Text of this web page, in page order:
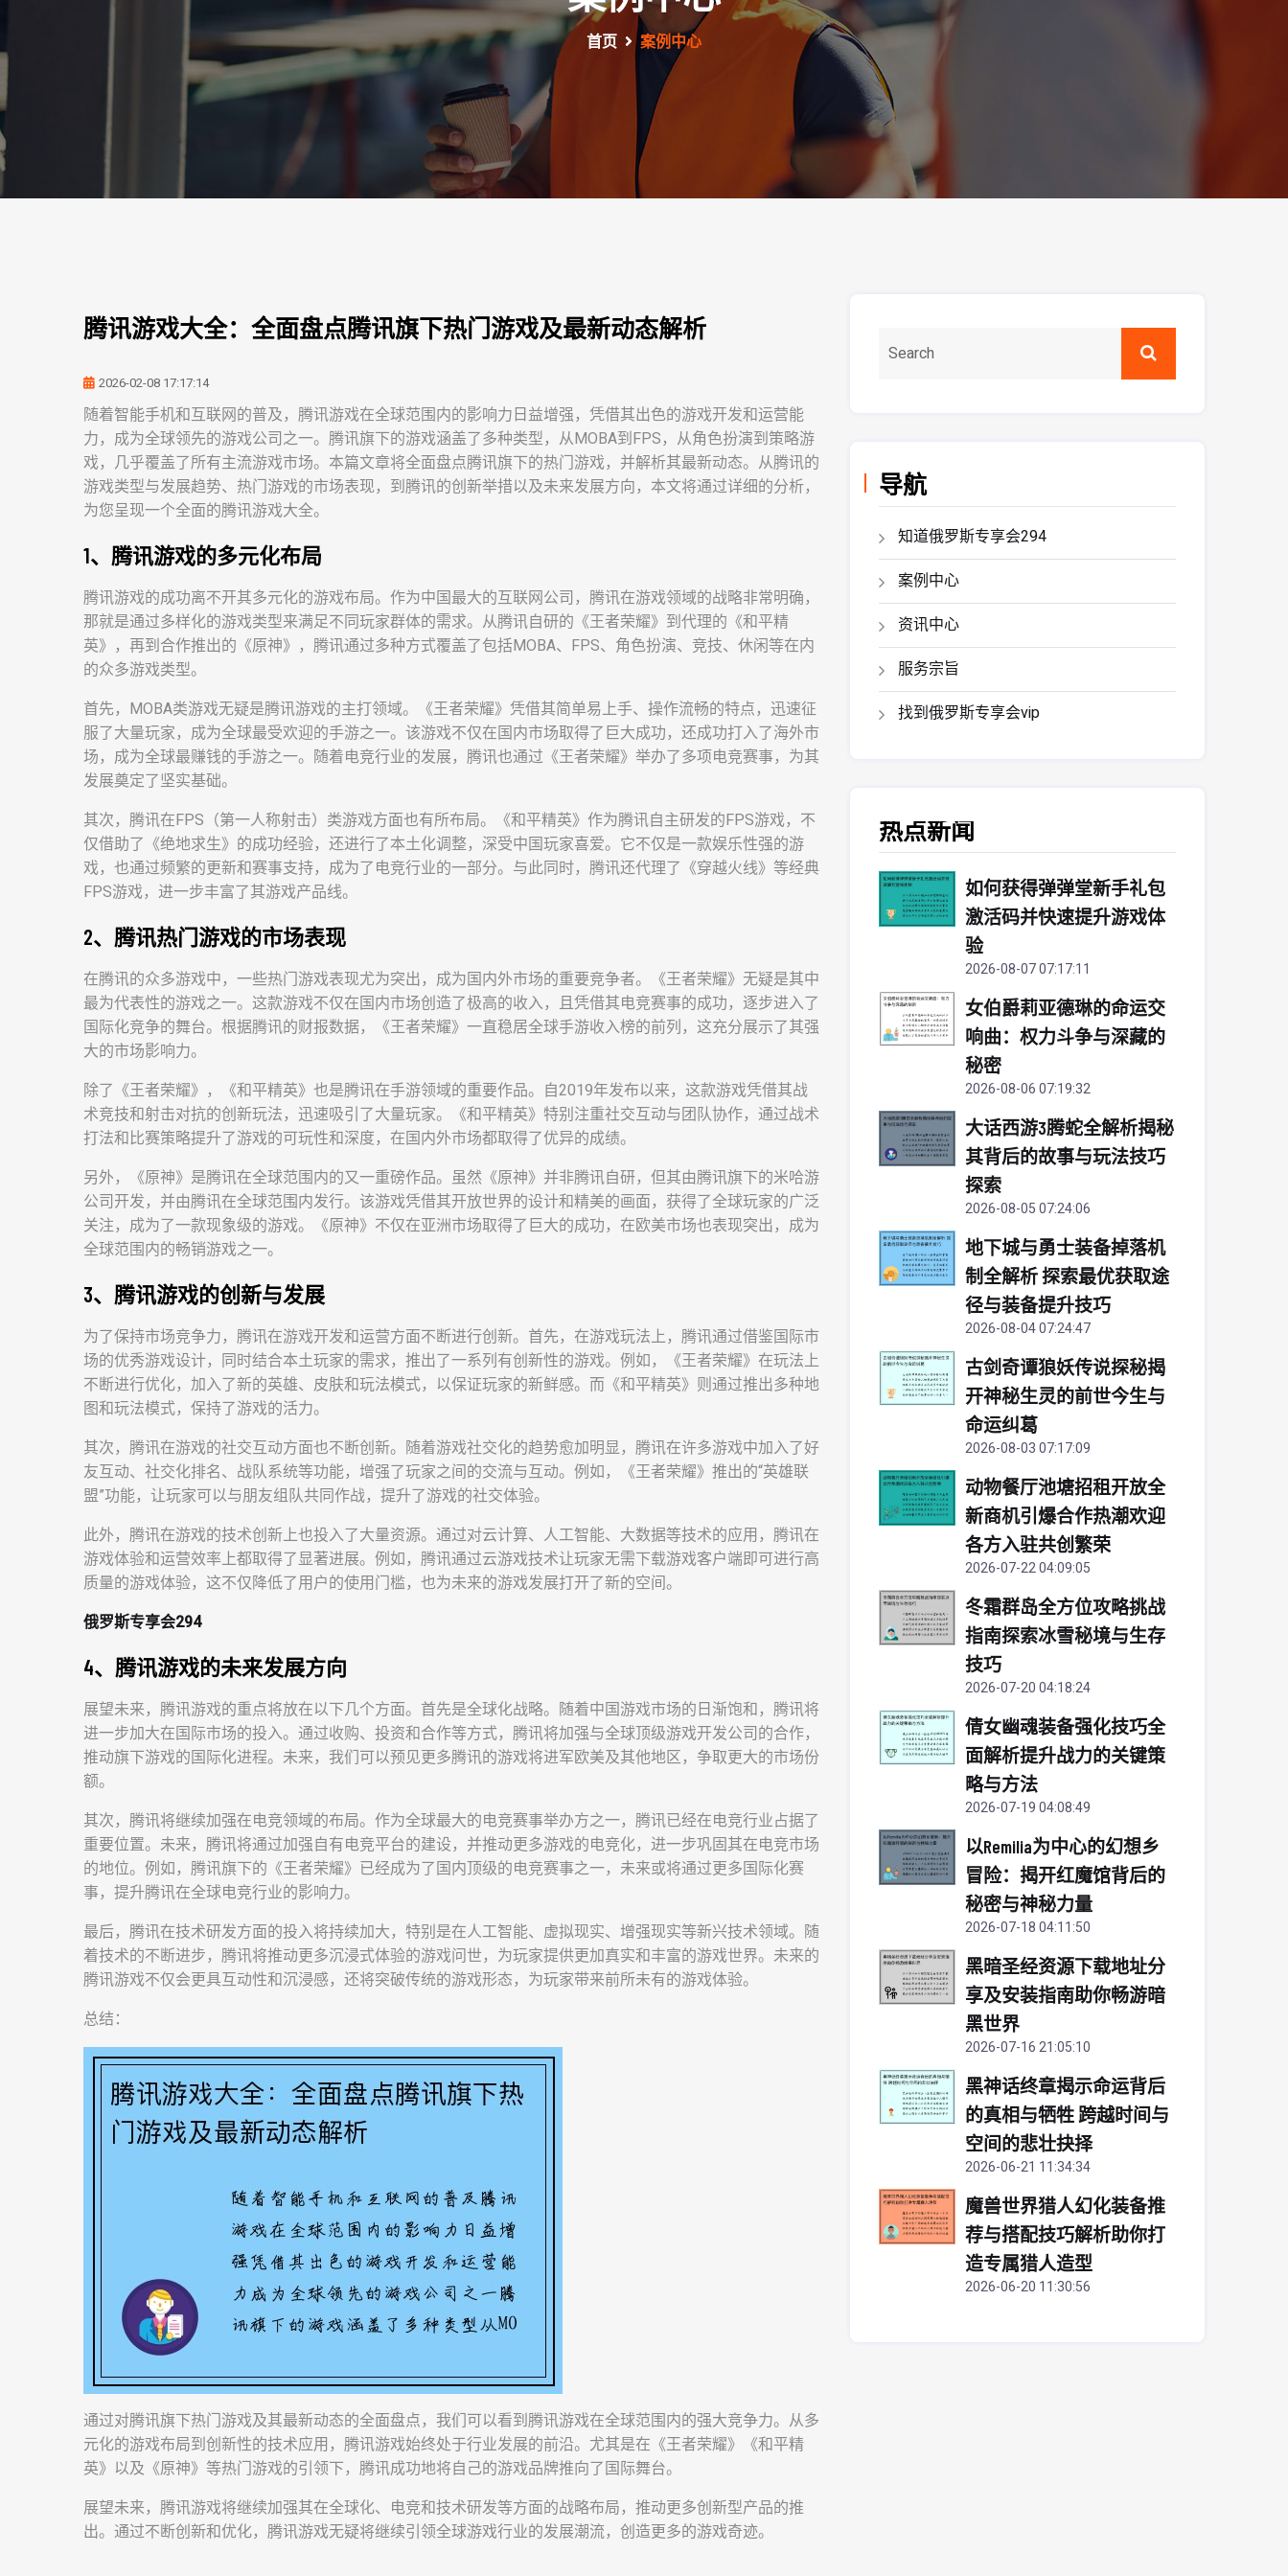
首页 案例中心
腾讯游戏大全：全面盘点腾讯旗下热门游戏及最新动态解析
2026-02-08 17:17:14
随着智能手机和互联网的普及，腾讯游戏在全球范围内的影响力日益增强，凭借其出色的游戏开发和运营能
力，成为全球领先的游戏公司之一。腾讯旗下的游戏涵盖了多种类型，从MOBA到FPS，从角色扮演到策略游
戏，几乎覆盖了所有主流游戏市场。本篇文章将全面盘点腾讯旗下的热门游戏，并解析其最新动态。从腾讯的
游戏类型与发展趋势、热门游戏的市场表现，到腾讯的创新举措以及未来发展方向，本文将通过详细的分析，
为您呈现一个全面的腾讯游戏大全。
1、腾讯游戏的多元化布局
腾讯游戏的成功离不开其多元化的游戏布局。作为中国最大的互联网公司，腾讯在游戏领域的战略非常明确，
那就是通过多样化的游戏类型来满足不同玩家群体的需求。从腾讯自研的《王者荣耀》到代理的《和平精
英》，再到合作推出的《原神》，腾讯通过多种方式覆盖了包括MOBA、FPS、角色扮演、竞技、休闲等在内
的众多游戏类型。
首先，MOBA类游戏无疑是腾讯游戏的主打领域。《王者荣耀》凭借其简单易上手、操作流畅的特点，迅速征
服了大量玩家，成为全球最受欢迎的手游之一。该游戏不仅在国内市场取得了巨大成功，还成功打入了海外市
场，成为全球最赚钱的手游之一。随着电竞行业的发展，腾讯也通过《王者荣耀》举办了多项电竞赛事，为其
发展奠定了坚实基础。
其次，腾讯在FPS（第一人称射击）类游戏方面也有所布局。《和平精英》作为腾讯自主研发的FPS游戏，不
仅借助了《绝地求生》的成功经验，还进行了本土化调整，深受中国玩家喜爱。它不仅是一款娱乐性强的游
戏，也通过频繁的更新和赛事支持，成为了电竞行业的一部分。与此同时，腾讯还代理了《穿越火线》等经典
FPS游戏，进一步丰富了其游戏产品线。
2、腾讯热门游戏的市场表现
在腾讯的众多游戏中，一些热门游戏表现尤为突出，成为国内外市场的重要竞争者。《王者荣耀》无疑是其中
最为代表性的游戏之一。这款游戏不仅在国内市场创造了极高的收入，且凭借其电竞赛事的成功，逐步进入了
国际化竞争的舞台。根据腾讯的财报数据，《王者荣耀》一直稳居全球手游收入榜的前列，这充分展示了其强
大的市场影响力。
除了《王者荣耀》，《和平精英》也是腾讯在手游领域的重要作品。自2019年发布以来，这款游戏凭借其战
术竞技和射击对抗的创新玩法，迅速吸引了大量玩家。《和平精英》特别注重社交互动与团队协作，通过战术
打法和比赛策略提升了游戏的可玩性和深度，在国内外市场都取得了优异的成绩。
另外，《原神》是腾讯在全球范围内的又一重磅作品。虽然《原神》并非腾讯自研，但其由腾讯旗下的米哈游
公司开发，并由腾讯在全球范围内发行。该游戏凭借其开放世界的设计和精美的画面，获得了全球玩家的广泛
关注，成为了一款现象级的游戏。《原神》不仅在亚洲市场取得了巨大的成功，在欧美市场也表现突出，成为
全球范围内的畅销游戏之一。
3、腾讯游戏的创新与发展
为了保持市场竞争力，腾讯在游戏开发和运营方面不断进行创新。首先，在游戏玩法上，腾讯通过借鉴国际市
场的优秀游戏设计，同时结合本土玩家的需求，推出了一系列有创新性的游戏。例如，《王者荣耀》在玩法上
不断进行优化，加入了新的英雄、皮肤和玩法模式，以保证玩家的新鲜感。而《和平精英》则通过推出多种地
图和玩法模式，保持了游戏的活力。
其次，腾讯在游戏的社交互动方面也不断创新。随着游戏社交化的趋势愈加明显，腾讯在许多游戏中加入了好
友互动、社交化排名、战队系统等功能，增强了玩家之间的交流与互动。例如，《王者荣耀》推出的“英雄联
盟”功能，让玩家可以与朋友组队共同作战，提升了游戏的社交体验。
此外，腾讯在游戏的技术创新上也投入了大量资源。通过对云计算、人工智能、大数据等技术的应用，腾讯在
游戏体验和运营效率上都取得了显著进展。例如，腾讯通过云游戏技术让玩家无需下载游戏客户端即可进行高
质量的游戏体验，这不仅降低了用户的使用门槛，也为未来的游戏发展打开了新的空间。
俄罗斯专享会294
4、腾讯游戏的未来发展方向
展望未来，腾讯游戏的重点将放在以下几个方面。首先是全球化战略。随着中国游戏市场的日渐饱和，腾讯将
进一步加大在国际市场的投入。通过收购、投资和合作等方式，腾讯将加强与全球顶级游戏开发公司的合作，
推动旗下游戏的国际化进程。未来，我们可以预见更多腾讯的游戏将进军欧美及其他地区，争取更大的市场份
额。
其次，腾讯将继续加强在电竞领域的布局。作为全球最大的电竞赛事举办方之一，腾讯已经在电竞行业占据了
重要位置。未来，腾讯将通过加强自有电竞平台的建设，并推动更多游戏的电竞化，进一步巩固其在电竞市场
的地位。例如，腾讯旗下的《王者荣耀》已经成为了国内顶级的电竞赛事之一，未来或将通过更多国际化赛
事，提升腾讯在全球电竞行业的影响力。
最后，腾讯在技术研发方面的投入将持续加大，特别是在人工智能、虚拟现实、增强现实等新兴技术领域。随
着技术的不断进步，腾讯将推动更多沉浸式体验的游戏问世，为玩家提供更加真实和丰富的游戏世界。未来的
腾讯游戏不仅会更具互动性和沉浸感，还将突破传统的游戏形态，为玩家带来前所未有的游戏体验。
总结：
通过对腾讯旗下热门游戏及其最新动态的全面盘点，我们可以看到腾讯游戏在全球范围内的强大竞争力。从多
元化的游戏布局到创新性的技术应用，腾讯游戏始终处于行业发展的前沿。尤其是在《王者荣耀》《和平精
英》以及《原神》等热门游戏的引领下，腾讯成功地将自己的游戏品牌推向了国际舞台。
展望未来，腾讯游戏将继续加强其在全球化、电竞和技术研发等方面的战略布局，推动更多创新型产品的推
出。通过不断创新和优化，腾讯游戏无疑将继续引领全球游戏行业的发展潮流，创造更多的游戏奇迹。
导航
知道俄罗斯专享会294
案例中心
资讯中心
服务宗旨
找到俄罗斯专享会vip
热点新闻
如何获得弹弹堂新手礼包
激活码并快速提升游戏体
验
2026-08-07 07:17:11
女伯爵莉亚德琳的命运交
响曲：权力斗争与深藏的
秘密
2026-08-06 07:19:32
大话西游3腾蛇全解析揭秘
其背后的故事与玩法技巧
探索
2026-08-05 07:24:06
地下城与勇士装备掉落机
制全解析 探索最优获取途
径与装备提升技巧
2026-08-04 07:24:47
古剑奇谭狼妖传说探秘揭
开神秘生灵的前世今生与
命运纠葛
2026-08-03 07:17:09
动物餐厅池塘招租开放全
新商机引爆合作热潮欢迎
各方入驻共创繁荣
2026-07-22 04:09:05
冬霜群岛全方位攻略挑战
指南探索冰雪秘境与生存
技巧
2026-07-20 04:18:24
倩女幽魂装备强化技巧全
面解析提升战力的关键策
略与方法
2026-07-19 04:08:49
以Remilia为中心的幻想乡
冒险：揭开红魔馆背后的
秘密与神秘力量
2026-07-18 04:11:50
黑暗圣经资源下载地址分
享及安装指南助你畅游暗
黑世界
2026-07-16 21:05:10
黑神话终章揭示命运背后
的真相与牺牲 跨越时间与
空间的悲壮抉择
2026-06-21 11:34:34
魔兽世界猎人幻化装备推
荐与搭配技巧解析助你打
造专属猎人造型
2026-06-20 11:30:56